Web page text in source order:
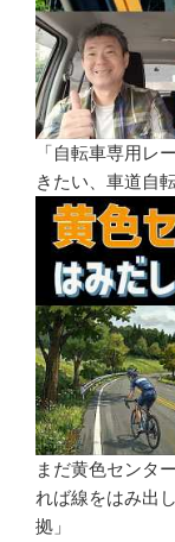
「自転車専用レ
きたい、車道自
まだ黄色センタ
れば線をはみ出
拠」